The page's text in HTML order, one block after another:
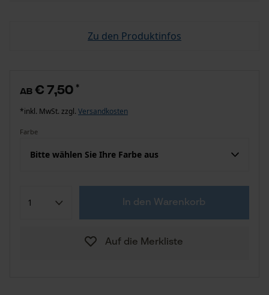
Zu den Produktinfos
ab € 7,50 *
*inkl. MwSt. zzgl. Versandkosten
Farbe
Bitte wählen Sie Ihre Farbe aus
In den Warenkorb
Auf die Merkliste